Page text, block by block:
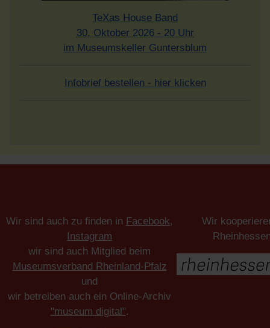
TeXas House Band
30. Oktober 2026 - 20 Uhr
im Museumskeller Guntersblum
Infobrief bestellen - hier klicken
Wir sind auch zu finden in Facebook,
Instagram
wir sind auch Mitglied beim
Museumsverband Rheinland-Pfalz
und
wir betreiben auch ein Online-Archiv
"museum digital".
Wir